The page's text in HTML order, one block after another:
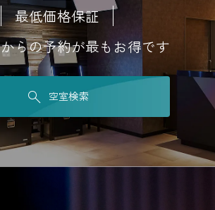
最低価格保証
らの予約が最もお得です
空室検索